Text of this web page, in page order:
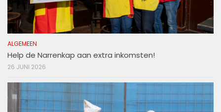
ALGEMEEN
Help de Narrenkap aan extra inkomsten!
26 JUNI 2026